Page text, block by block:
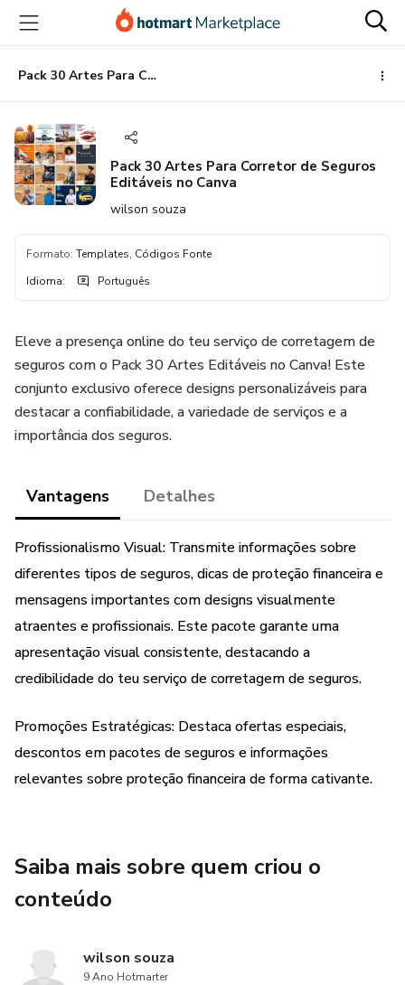
para
conteúdo
principal
para
pagamento
para
rodapé
Pack 30 Artes Para Corretor de Seguros Editáveis no Canva
Pack 30 Artes Para Corretor de Seguros
Editáveis no Canva
wilson souza
Formato: Templates, Códigos Fonte
Idioma: Português
Eleve a presença online do teu serviço de corretagem de
seguros com o Pack 30 Artes Editáveis no Canva! Este
conjunto exclusivo oferece designs personalizáveis para
destacar a confiabilidade, a variedade de serviços e a
importância dos seguros.
Vantagens Detalhes
Profissionalismo Visual: Transmite informações sobre
diferentes tipos de seguros, dicas de proteção financeira e
mensagens importantes com designs visualmente
atraentes e profissionais. Este pacote garante uma
apresentação visual consistente, destacando a
credibilidade do teu serviço de corretagem de seguros.
Promoções Estratégicas: Destaca ofertas especiais,
descontos em pacotes de seguros e informações
relevantes sobre proteção financeira de forma cativante.
Saiba mais sobre quem criou o
conteúdo
wilson souza
9 Ano Hotmarter